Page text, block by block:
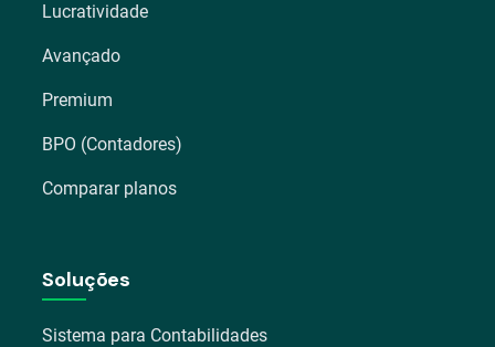
Lucratividade
Avançado
Premium
BPO (Contadores)
Comparar planos
Soluções
Sistema para Contabilidades